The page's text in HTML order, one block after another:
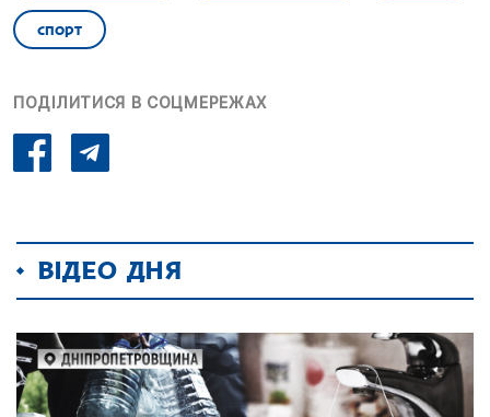
спорт
ПОДІЛИТИСЯ В СОЦМЕРЕЖАХ
ВІДЕО ДНЯ